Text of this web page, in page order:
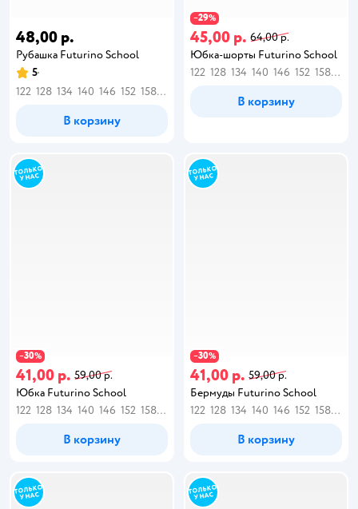
48,00 р.
Рубашка Futurino School
5
122 128 134 140 146 152 158 164
В корзину
−29%
45,00 р. 64,00 р.
Юбка-шорты Futurino School
122 128 134 140 146 152 158 164
В корзину
−30%
41,00 р. 59,00 р.
Юбка Futurino School
122 128 134 140 146 152 158 164
В корзину
−30%
41,00 р. 59,00 р.
Бермуды Futurino School
122 128 134 140 146 152 158 164
В корзину